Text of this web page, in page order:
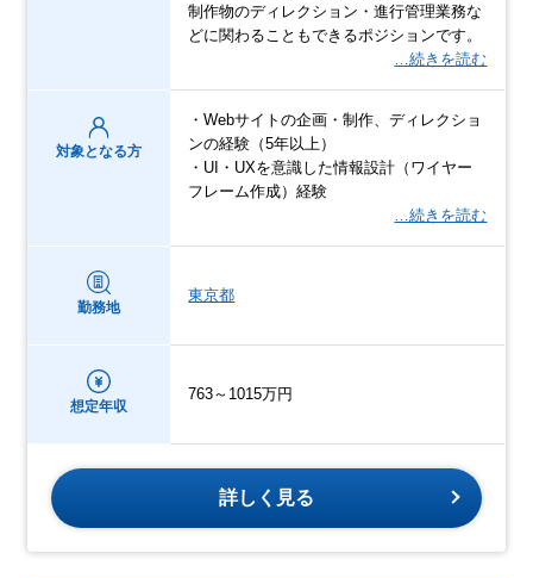
制作物のディレクション・進行管理業務な
どに関わることもできるポジションです。
…続きを読む
対象となる方
・Webサイトの企画・制作、ディレクショ
ンの経験（5年以上）
・UI・UXを意識した情報設計（ワイヤー
フレーム作成）経験
…続きを読む
勤務地
東京都
想定年収
763～1015万円
詳しく見る